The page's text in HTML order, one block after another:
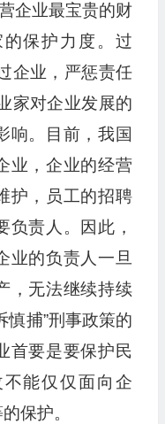
企业最宝贵的财
保护力度。过
企业，严惩责任
家对企业发展的
响。目前，我国
业，企业的经营
护，员工的招聘
负责人。因此，
业的负责人一旦
，无法继续持续
慎捕”刑事政策的
首要是要保护民
能仅仅面向企
保护。